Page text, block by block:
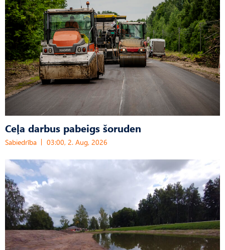
Ceļa darbus pabeigs šoruden
Sabiedrība 03:00, 2. Aug, 2026